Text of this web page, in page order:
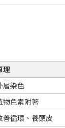
理
層染色
物色素附著
善循環、養頭皮